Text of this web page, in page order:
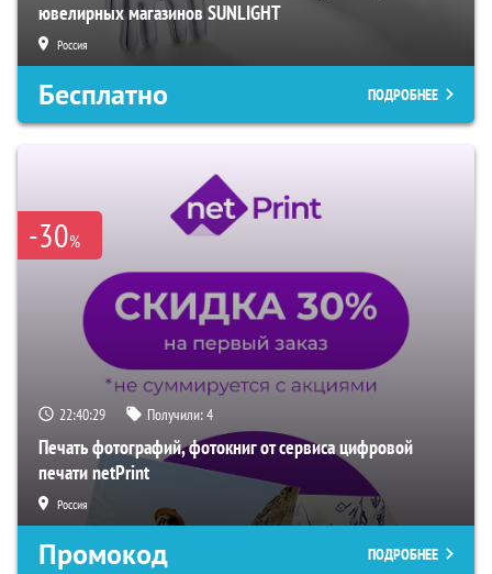
ювелирных магазинов SUNLIGHT
Россия
Бесплатно ПОДРОБНЕЕ
-30%
22:40:27 Получили:4
Печать фотографий, фотокниг от сервиса цифровой
печати netPrint
Россия
Промокод ПОДРОБНЕЕ